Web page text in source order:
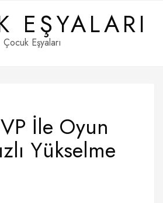
EŞYALARI
Çocuk Eşyaları
İle Oyun
Yükselme